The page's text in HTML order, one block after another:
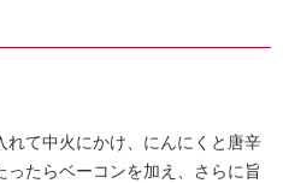
て中火にかけ、にんにくと唐辛
たらベーコンを加え、さらに旨